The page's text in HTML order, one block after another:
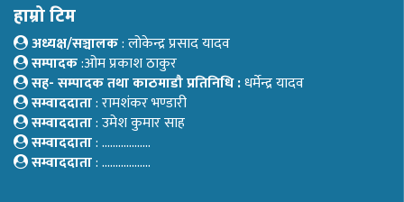
हाम्रो टिम
अध्यक्ष/सञ्चालक: लोकेन्द्र प्रसाद यादव
सम्पादक:ओम प्रकाश ठाकुर
सह- सम्पादक तथा काठमाडौ प्रतिनिधि :धर्मेन्द्र यादव
सम्वाददाता: रामशंकर भण्डारी
सम्वाददाता: उमेश कुमार साह
सम्वाददाता: ………………
सम्वाददाता: ………………